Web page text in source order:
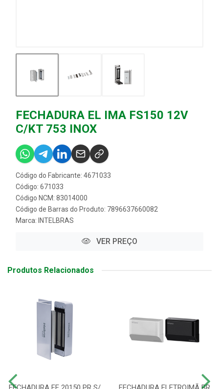
FECHADURA EL IMA FS150 12V
C/KT 753 INOX
Código do Fabricante: 4671033
Código: 671033
Código NCM: 83014000
Código de Barras do Produto: 7896637660082
Marca: INTELBRAS
VER PREÇO
Produtos Relacionados